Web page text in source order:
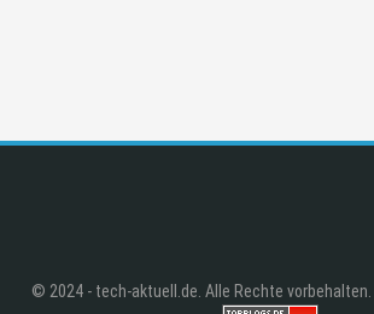
© 2024 - tech-aktuell.de. Alle Rechte vorbehalten. |